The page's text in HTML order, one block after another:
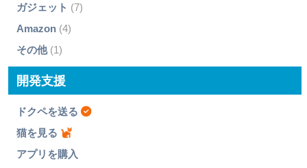
ガジェット (7)
Amazon(4)
その他(1)
開発支援
ドクペを送る
猫を見る
アプリを購入